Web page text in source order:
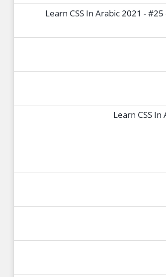
Learn CSS In Arabic 2021 -
Learn CSS